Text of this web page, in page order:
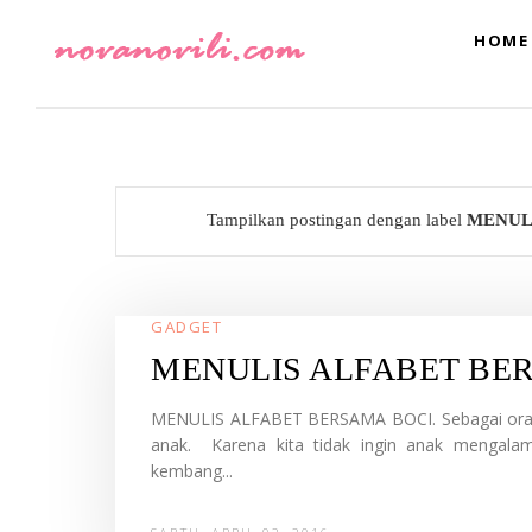
HOME
Tampilkan postingan dengan label
GADGET
MENULIS ALFABET
MENULIS ALFABET BERSAMA BOCI. Sebagai
anak. Karena kita tidak ingin anak
kembang...